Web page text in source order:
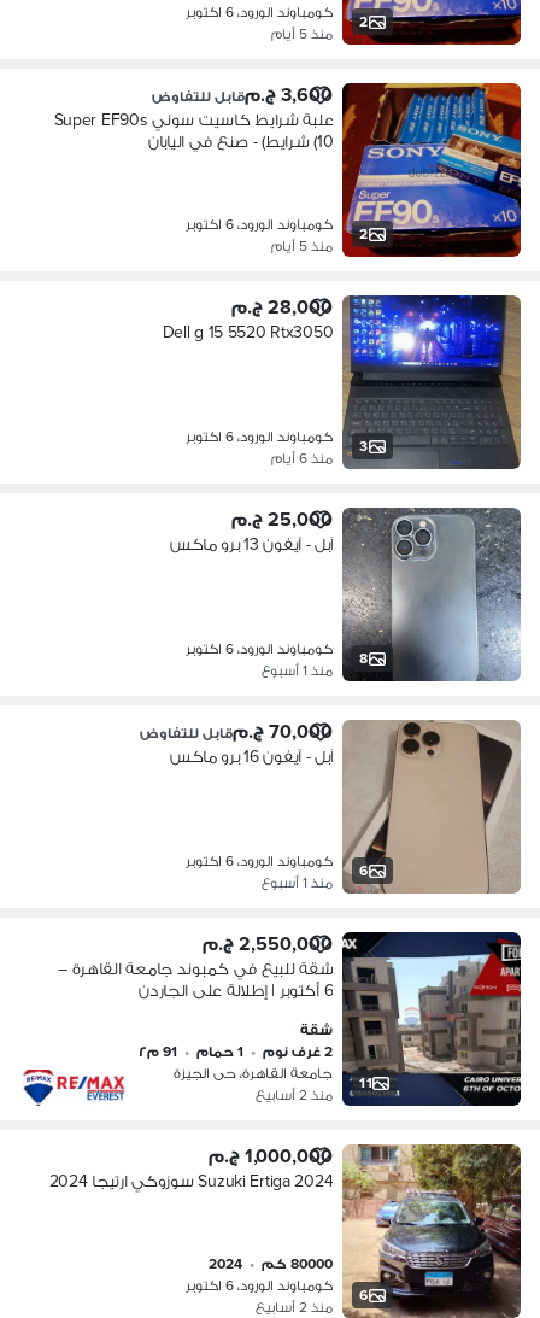
2
كومباوند الورود، 6 اكتوبر
منذ 5 أيام
2
3,600 ج.م قابل للتفاوض
علبة شرايط كاسيت سوني Super EF90s
(10 شرايط) - صنع في اليابان
كومباوند الورود، 6 اكتوبر
منذ 5 أيام
3
28,000 ج.م
Dell g 15 5520 Rtx3050
كومباوند الورود، 6 اكتوبر
منذ 6 أيام
8
25,000 ج.م
آبل - آيفون 13 برو ماكس
كومباوند الورود، 6 اكتوبر
منذ 1 أسبوع
6
70,000 ج.م قابل للتفاوض
آبل - آيفون 16 برو ماكس
كومباوند الورود، 6 اكتوبر
منذ 1 أسبوع
11
2,550,000 ج.م
شقة للبيع في كمبوند جامعة القاهرة –
6 أكتوبر | إطلالة على الجاردن
شقة
2 غرف نوم
• 1 حمام • 91 م٢
جامعة القاهرة، حى الجيزة
منذ 2 أسابيع
6
1,000,000 ج.م
Suzuki Ertiga 2024 سوزوكي ارتيجا 2024
80000 كم •
2024
كومباوند الورود، 6 اكتوبر
منذ 2 أسابيع